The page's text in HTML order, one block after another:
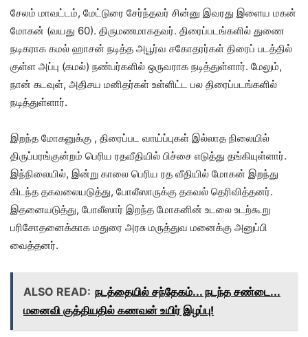
சேலம் மாவட்டம், மேட்டுரை சேர்ந்தவர் சின்னு இவரது இளைய மகன்
மோகன் (வயது 60). திருமணமாகதவர். திரைப்படங்களில் துணை
நடிகராக கமல் ஹாசன் நடித்த அபூர்வ சகோதரர்கள் திரைப் படத்தில்
குள்ள அப்பு (கமல்) நண்பர்களில் ஒருவராக நடித்துள்ளார். மேலும்,
நான் கடவுள், அதிசய மனிதர்கள் உள்ளிட்ட பல திரைப்படங்களில்
நடித்துள்ளார்.
இறந்த மோகனுக்கு , திரைப்பட வாய்ப்புகள் இல்லாத நிலையில்
திருப்பரங்குன்றம் பெரிய ரதவீதியில் பிச்சை எடுத்து தங்கியுள்ளார்.
இந்நிலையில், இன்று காலை பெரிய ரத வீதியில் மோகன் இறந்து
கிடந்த தகவலையடுத்து, போலீஸாருக்கு தகவல் தெரிவித்தனர்.
இதனையடுத்து, போலீஸார் இறந்த மோகனின் உடலை உடற்கூறு
பரிசோதனைக்காக மதுரை அரசு மருத்துவ மனைக்கு அனுப்பி
வைத்தனர்.
ALSO READ: நடத்தையில் சந்தேகம்... நடந்த சண்டை...
மனைவி குத்தியதில் கணவன் உயிர் இழப்பு!